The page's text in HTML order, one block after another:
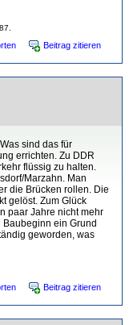
Beitrag zitieren
sind das für
errichten. Zu DDR
flüssig zu halten.
Marzahn. Man
die Brücken rollen. Die
gelöst. Zum Glück
paar Jahre nicht mehr
ein Grund
geworden, was
Beitrag zitieren